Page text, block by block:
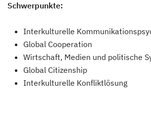
Schwerpunkte:
Interkulturelle
Global Cooperation
Wirtschaft, Medien und politische
Global Citizenship
Interkulturelle Konfliktlösung